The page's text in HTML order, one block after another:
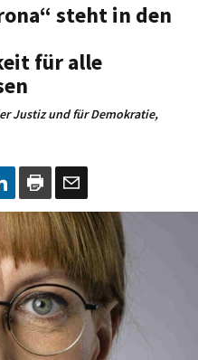
steht in den
für alle
Justiz und für Demokratie,